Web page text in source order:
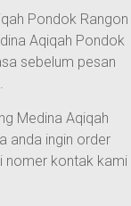
Pondok Rangon
Aqiqah Pondok
sebelum pesan
Medina Aqiqah
anda ingin order
nomer kontak kami